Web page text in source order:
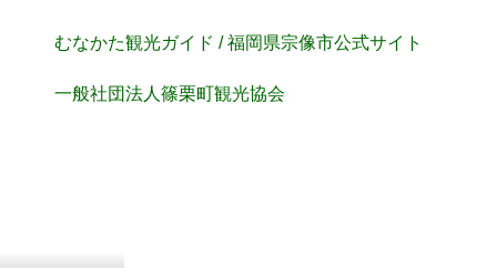
むなかた観光ガイド / 福岡県宗像市公式サイト
⼀般社団法⼈篠栗町観光協会